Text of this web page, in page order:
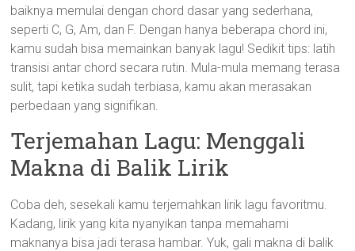
baiknya memulai dengan chord dasar yang sederhana,
seperti C, G, Am, dan F. Dengan hanya beberapa chord ini,
kamu sudah bisa memainkan banyak lagu! Sedikit tips: latih
transisi antar chord secara rutin. Mula-mula memang terasa
sulit, tapi ketika sudah terbiasa, kamu akan merasakan
perbedaan yang signifikan.
Terjemahan Lagu: Menggali
Makna di Balik Lirik
Coba deh, sesekali kamu terjemahkan lirik lagu favoritmu.
Kadang, lirik yang kita nyanyikan tanpa memahami
maknanya bisa jadi terasa hambar. Yuk, gali makna di balik